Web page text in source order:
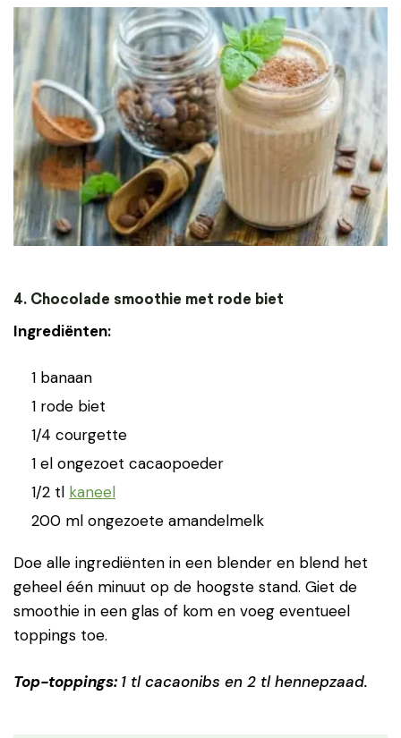
4. Chocolade smoothie met rode biet
Ingrediënten:
1 banaan
1 rode biet
1/4 courgette
1 el ongezoet cacaopoeder
1/2 tl kaneel
200 ml ongezoete amandelmelk
Doe alle ingrediënten in een blender en blend het
geheel één minuut op de hoogste stand. Giet de
smoothie in een glas of kom en voeg eventueel
toppings toe.
Top-toppings: 1 tl cacaonibs en 2 tl hennepzaad.